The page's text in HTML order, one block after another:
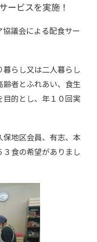
ービスを実施！
議会による配食サー
らし又は二人暮らし
者とふれあい、食生
的とし、年１０回実
地区会員、有志、本
食の希望がありまし